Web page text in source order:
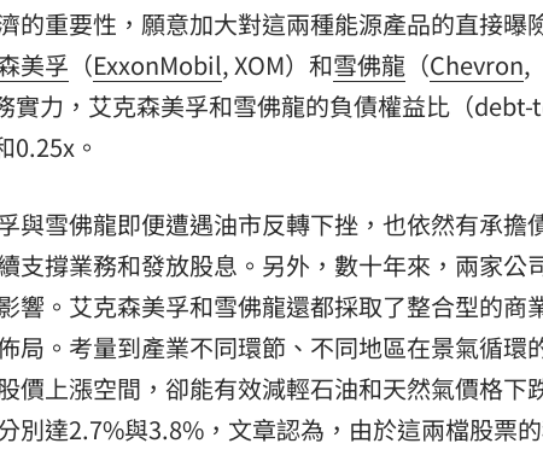
的重要性，願意加大對這兩種能源產品的直接曝
美孚 （ExxonMobil, XOM）和雪佛龍 （Chevron,
實力，艾克森美孚和雪佛龍的負債權益比（debt-
。
與雪佛龍即便遭遇油市反轉下挫，也依然有承擔
支撐業務和發放股息。另外，數十年來，兩家公
響。艾克森美孚和雪佛龍還都採取了整合型的商
局。考量到產業不同環節、不同地區在景氣循環
價上漲空間，卻能有效減輕石油和天然氣價格下
別達2.7%與3.8%，文章認為，由於這兩檔股票